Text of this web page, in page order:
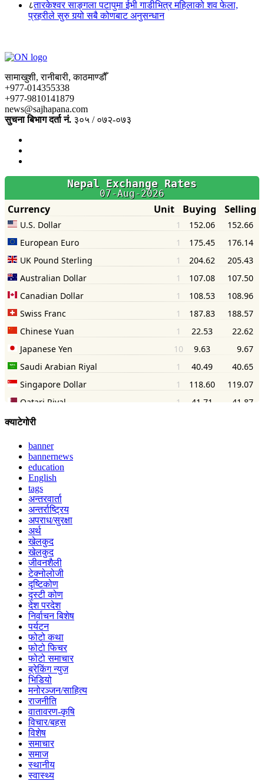
८तारकेश्वर साङ्गला पटापुमा ईभी गाडीभित्र महिलाको शव फेला,
प्रहरीले सुरु गर्‍यो सबै कोणबाट अनुसन्धान
सामाखुशी, रानीबारी, काठमाण्डौँ
+977-014355338
+977-9810141879
news@sajhapana.com
सुचना बिभाग दर्ता नं. ३०५ / ०७२-०७३
क्याटेगोरी
banner
bannernews
education
English
tags
अन्तरवार्ता
अन्तर्राष्ट्रिय
अपराध/सुरक्षा
अर्थ
खेलकुद
खेलकुद
जीवनशैली
टेक्नोलोजी
दृष्टिकोण
दृस्टी कोण
देश परदेश
निर्वाचन बिशेष
पर्यटन
फोटो कथा
फोटो फिचर
फोटो समाचार
ब्रेकिंग न्युज
भिडियो
मनोरञ्जन/साहित्य
राजनीति
वातावरण-कृषि
विचार/बहस
विशेष
समाचार
समाज
स्थानीय
स्वास्थ्य